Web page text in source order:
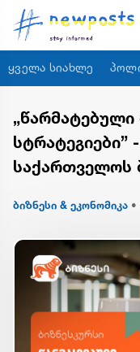
ყველა სიახლე
„წარმატებული
სტრატეგიები”
საქართველოს
ბიზნესი & ეკონომიკა •